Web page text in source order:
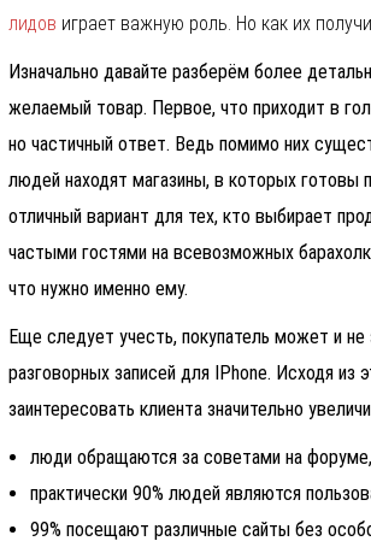
лидов играет важную роль. Но как их
Изначально давайте разберём более
желаемый товар. Первое, что приходит в
но частичный ответ. Ведь помимо них
людей находят магазины, в которых готовы
отличный вариант для тех, кто выбирает
частыми гостями на всевозможных
что нужно именно ему.
Еще следует учесть, покупатель может и
разговорных записей для IPhone. Исходя
заинтересовать клиента значительно
люди обращаются за советами на
практически 90% людей являются
99% посещают различные сайты без